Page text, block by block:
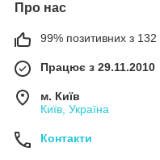
Про нас
99% позитивних з 132
Працює з 29.11.2010
м. Київ
Київ, Україна
Контакти